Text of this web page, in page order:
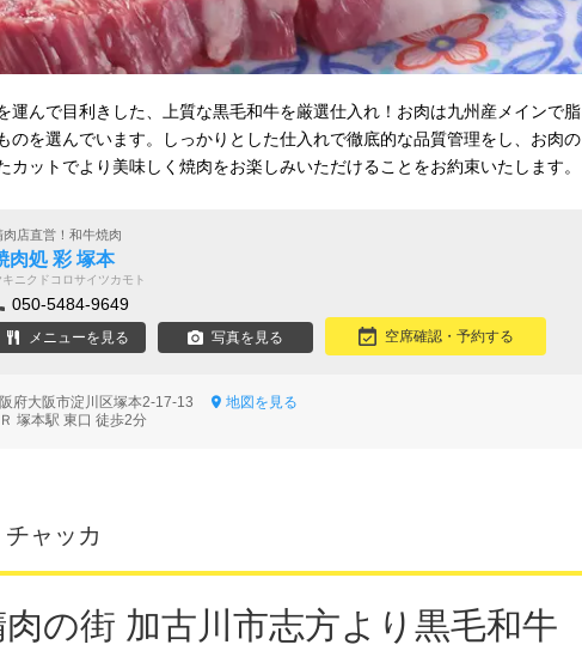
運んで目利きした、上質な黒毛和牛を厳選仕入れ！お肉は九州産メインで脂
のを選んでいます。しっかりとした仕入れで徹底的な品質管理をし、お肉の
カットでより美味しく焼肉をお楽しみいただけることをお約束いたします。
肉店直営！和牛焼肉
肉処 彩 塚本
キニクドコロサイツカモト
050-5484-9649
メニューを見る 写真を見る 空席確認・予約する
府大阪市淀川区塚本2-17-13
地図を見る
Ｒ 塚本駅 東口 徒歩2分
ャッカ
の街 加古川市志方より黒毛和牛